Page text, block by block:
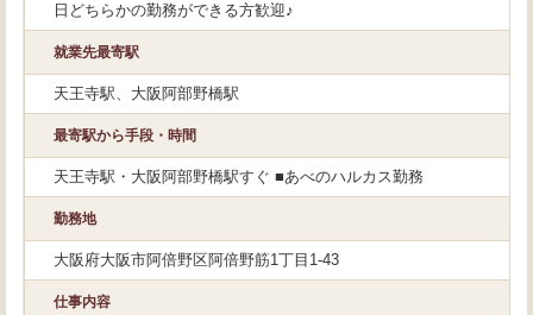
日どちらかの勤務ができる方歓迎♪
就業先最寄駅
天王寺駅、大阪阿部野橋駅
最寄駅から手段・時間
天王寺駅・大阪阿部野橋駅すぐ ■あべのハルカス勤務
勤務地
大阪府大阪市阿倍野区阿倍野筋1丁目1-43
仕事内容